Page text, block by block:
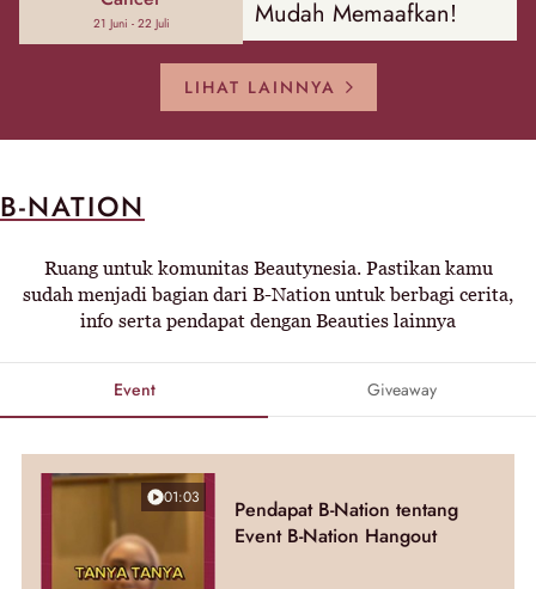
21 Juni - 22 Juli
Mudah Memaafkan!
LIHAT LAINNYA
B-NATION
Ruang untuk komunitas Beautynesia. Pastikan kamu
sudah menjadi bagian dari B-Nation untuk berbagi cerita,
info serta pendapat dengan Beauties lainnya
Event Giveaway
01:03
Pendapat B-Nation tentang
Event B-Nation Hangout